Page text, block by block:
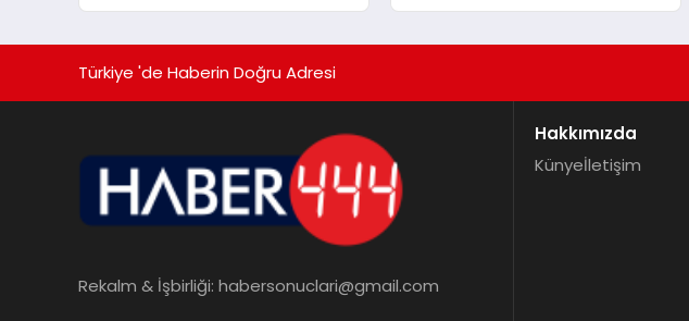
Teknolojilerine Yönlendiriyor
Türkiye 'de Haberin Doğru Adresi
Rekalm & İşbirliği: habersonuclari@gmail.com
Hakkımızda
Künyeİletişim